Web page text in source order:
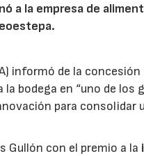
a la empresa de
informó de la
bodega en “uno de los
para consolidar
Gullón con el premio a la